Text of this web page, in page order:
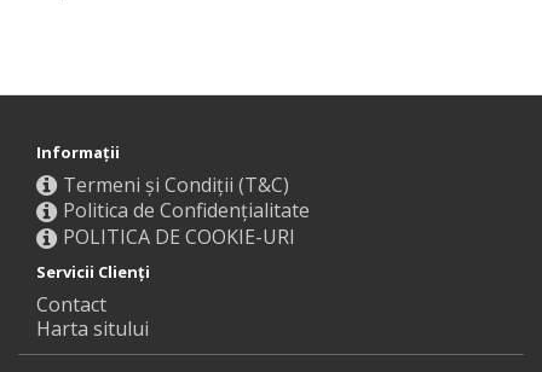
Informaţii
Termeni și Condiții (T&C)
Politica de Confidențialitate
POLITICA DE COOKIE-URI
Servicii Clienţi
Contact
Harta sitului